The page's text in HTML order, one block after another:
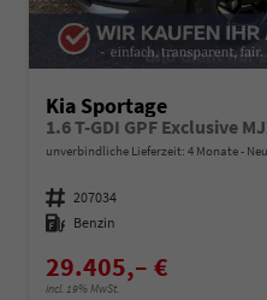
Kia Sportage
1.6 T-GDI GPF Exclusive
unverbindliche Lieferzeit: 4 Monate
Fahrzeugnummer 207034
Kraftstoff Benzin
29.405,– €
incl. 19% MwSt.